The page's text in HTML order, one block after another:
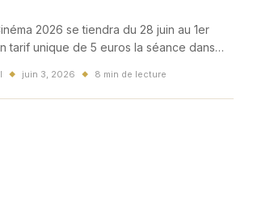
2026 se tiendra du 28 juin au 1er
tarif unique de 5 euros la séance dans
pour les salles françaises.
◆ juin 3, 2026 ◆ 8 min de lecture